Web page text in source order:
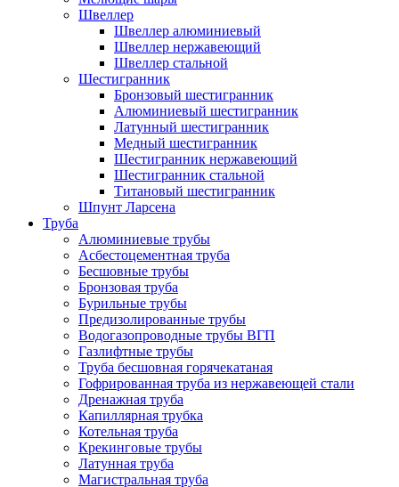
Швеллер
Швеллер алюминиевый
Швеллер нержавеющий
Швеллер стальной
Шестигранник
Бронзовый шестигранник
Алюминиевый шестигранник
Латунный шестигранник
Медный шестигранник
Шестигранник нержавеющий
Шестигранник стальной
Титановый шестигранник
Шпунт Ларсена
Труба
Алюминиевые трубы
Асбестоцементная труба
Бесшовные трубы
Бронзовая труба
Бурильные трубы
Предизолированные трубы
Водогазопроводные трубы ВГП
Газлифтные трубы
Труба бесшовная горячекатаная
Гофрированная труба из нержавеющей стали
Дренажная труба
Капиллярная трубка
Котельная труба
Крекинговые трубы
Латунная труба
Магистральная труба